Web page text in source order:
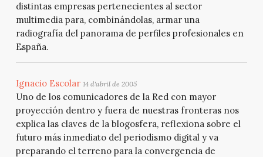
distintas empresas pertenecientes al sector
multimedia para, combinándolas, armar una
radiografía del panorama de perfiles profesionales en
España.
Ignacio Escolar 14 d'abril de 2005
Uno de los comunicadores de la Red con mayor
proyección dentro y fuera de nuestras fronteras nos
explica las claves de la blogosfera, reflexiona sobre el
futuro más inmediato del periodismo digital y va
preparando el terreno para la convergencia de